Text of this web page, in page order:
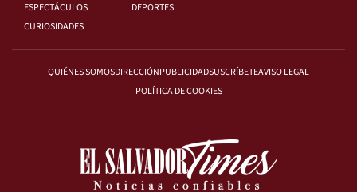
ESPECTÁCULOS
DEPORTES
CURIOSIDADES
QUIÉNES SOMOSDIRECCIÓNPUBLICIDADSUSCRÍBETEAVISO LEGAL
POLÍTICA DE COOKIES